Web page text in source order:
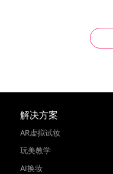
解决方案
AR虚拟试妆
玩美教学
AI换妆